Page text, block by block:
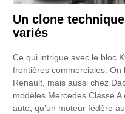
Un clone
variés
Ce qui intrigue avec le bloc
frontières commerciales.
Renault, mais aussi chez
modèles Mercedes Classe A
auto, qu’un moteur fédère